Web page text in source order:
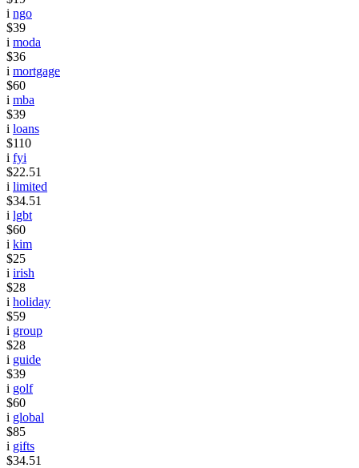
i ngo
$39
i moda
$36
i mortgage
$60
i mba
$39
i loans
$110
i fyi
$22.51
i limited
$34.51
i lgbt
$60
i kim
$25
i irish
$28
i holiday
$59
i group
$28
i guide
$39
i golf
$60
i global
$85
i gifts
$34.51